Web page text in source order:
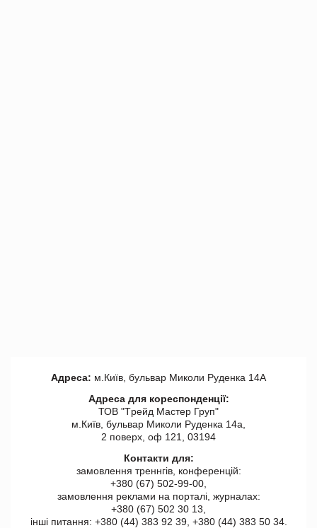
Адреса: м.Київ, бульвар Миколи Руденка 14А
Адреса для кореспонденції:
ТОВ "Tрейд Мастер Груп"
м.Київ, бульвар Миколи Руденка 14а,
2 поверх, оф 121, 03194
Контакти для:
замовлення треннгів, конференцій:
+380 (67) 502-99-00,
замовлення реклами на порталі, журналах:
+380 (67) 502 30 13,
інші питання: +380 (44) 383 92 39, +380 (44) 383 50 34.